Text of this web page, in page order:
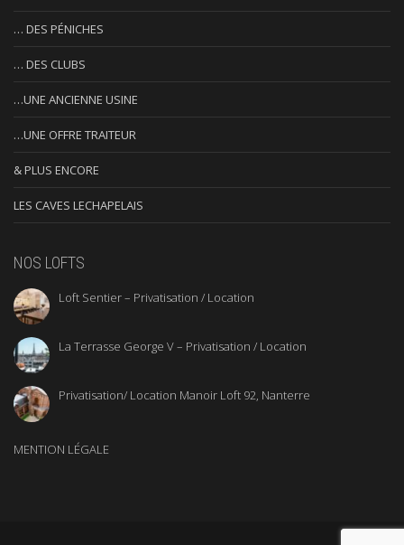
… DES PÉNICHES
… DES CLUBS
…UNE ANCIENNE USINE
…UNE OFFRE TRAITEUR
& PLUS ENCORE
LES CAVES LECHAPELAIS
NOS LOFTS
Loft Sentier – Privatisation / Location
La Terrasse George V – Privatisation / Location
Privatisation/ Location Manoir Loft 92, Nanterre
MENTION LÉGALE